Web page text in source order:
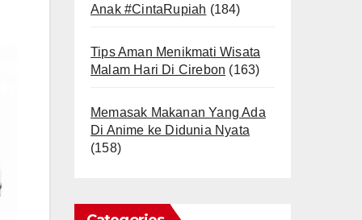
Anak #CintaRupiah (184)
Tips Aman Menikmati Wisata
Malam Hari Di Cirebon (163)
Memasak Makanan Yang Ada
Di Anime ke Didunia Nyata
(158)